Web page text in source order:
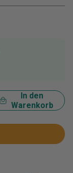
In den
Warenkorb